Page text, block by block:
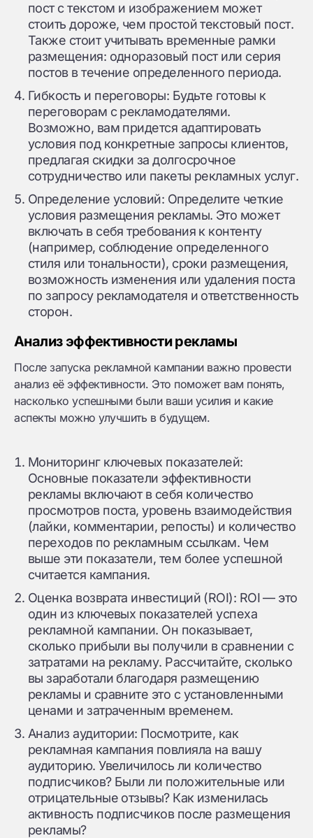
пост с текстом и изображением может
стоить дороже, чем простой текстовый пост.
Также стоит учитывать временные рамки
размещения: одноразовый пост или серия
постов в течение определенного периода.
Гибкость и переговоры: Будьте готовы к
переговорам с рекламодателями.
Возможно, вам придется адаптировать
условия под конкретные запросы клиентов,
предлагая скидки за долгосрочное
сотрудничество или пакеты рекламных услуг.
Определение условий: Определите четкие
условия размещения рекламы. Это может
включать в себя требования к контенту
(например, соблюдение определенного
стиля или тональности), сроки размещения,
возможность изменения или удаления поста
по запросу рекламодателя и ответственность
сторон.
Анализ эффективности рекламы
После запуска рекламной кампании важно провести
анализ её эффективности. Это поможет вам понять,
насколько успешными были ваши усилия и какие
аспекты можно улучшить в будущем.
Мониторинг ключевых показателей:
Основные показатели эффективности
рекламы включают в себя количество
просмотров поста, уровень взаимодействия
(лайки, комментарии, репосты) и количество
переходов по рекламным ссылкам. Чем
выше эти показатели, тем более успешной
считается кампания.
Оценка возврата инвестиций (ROI): ROI — это
один из ключевых показателей успеха
рекламной кампании. Он показывает,
сколько прибыли вы получили в сравнении с
затратами на рекламу. Рассчитайте, сколько
вы заработали благодаря размещению
рекламы и сравните это с установленными
ценами и затраченным временем.
Анализ аудитории: Посмотрите, как
рекламная кампания повлияла на вашу
аудиторию. Увеличилось ли количество
подписчиков? Были ли положительные или
отрицательные отзывы? Как изменилась
активность подписчиков после размещения
рекламы?